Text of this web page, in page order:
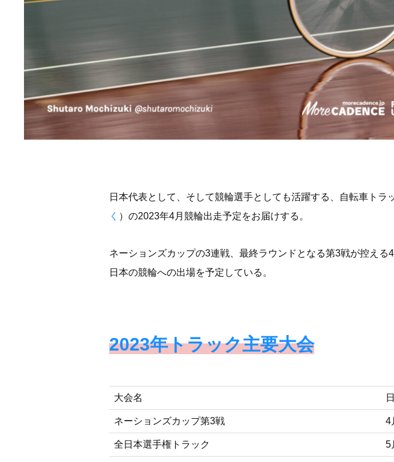
日本代表として、そして競輪選手としても活躍する、自転車トラ
く ）の2023年4月競輪出走予定をお届けする。
ネーションズカップの3連戦、最終ラウンドとなる第3戦が控え
日本の競輪への出場を予定している。
2023年トラック主要大会
大会名
ネーションズカップ第3戦 4
全日本選手権トラック 5